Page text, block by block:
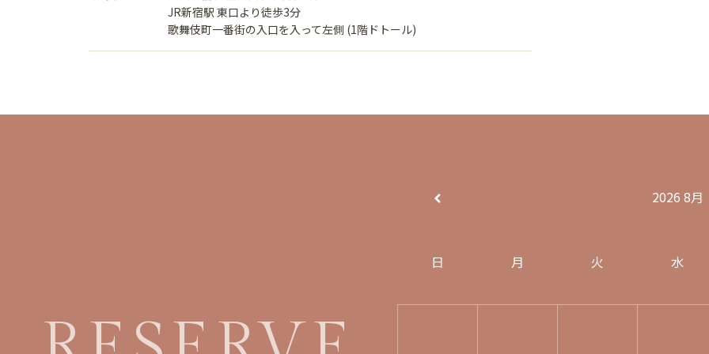
JR新宿駅 東口より徒歩3分
歌舞伎町一番街の入口を入って左側 (1階ドトール)
2026 8月
日 月 火 水